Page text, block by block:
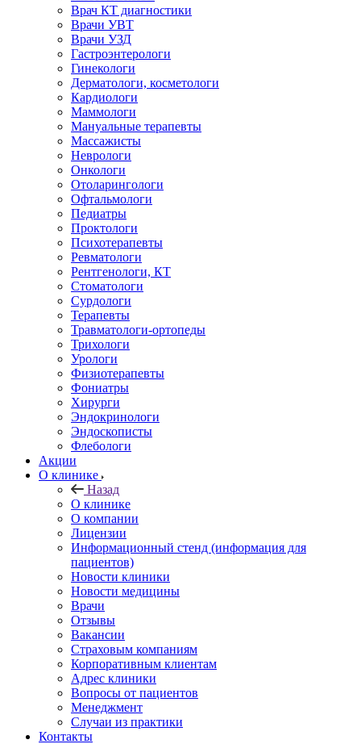
Врач КТ диагностики
Врачи УВТ
Врачи УЗД
Гастроэнтерологи
Гинекологи
Дерматологи, косметологи
Кардиологи
Маммологи
Мануальные терапевты
Массажисты
Неврологи
Онкологи
Отоларингологи
Офтальмологи
Педиатры
Проктологи
Психотерапевты
Ревматологи
Рентгенологи, КТ
Стоматологи
Сурдологи
Терапевты
Травматологи-ортопеды
Трихологи
Урологи
Физиотерапевты
Фониатры
Хирурги
Эндокринологи
Эндоскописты
Флебологи
Акции
О клинике
Назад
О клинике
О компании
Лицензии
Информационный стенд (информация для
пациентов)
Новости клиники
Новости медицины
Врачи
Отзывы
Вакансии
Страховым компаниям
Корпоративным клиентам
Адрес клиники
Вопросы от пациентов
Менеджмент
Случаи из практики
Контакты